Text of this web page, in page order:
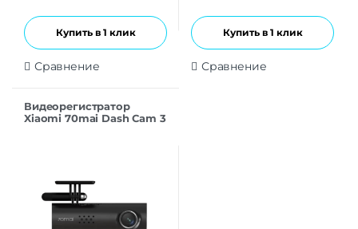
Купить в 1 клик
Сравнение
Купить в 1 клик
Сравнение
Видеорегистратор
Xiaomi 70mai Dash Cam 3